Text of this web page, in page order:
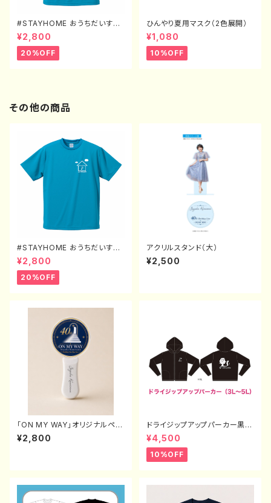
#STAYHOME おうちだいすき
Tシャツ（XXL〜XXXXL）
¥2,800
20%OFF
ひんやり夏用マスク（2色展開）
¥1,080
10%OFF
その他の商品
#STAYHOME おうちだいすき
Tシャツ（XXL〜XXXXL）
¥2,800
20%OFF
アクリルスタンド（大）
¥2,500
「ON MY WAY」オリジナルペン
ライト
¥2,800
ドライジップアップパーカー黒
（3L〜5L）
¥4,500
10%OFF